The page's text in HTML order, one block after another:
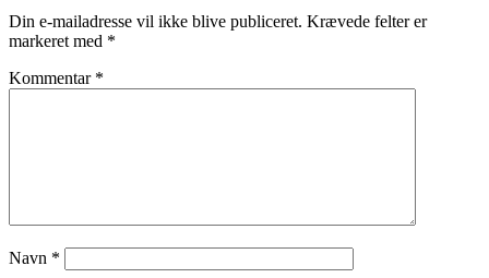
Din e-mailadresse vil ikke blive publiceret. Krævede felter er
markeret med *
Kommentar *
Navn *